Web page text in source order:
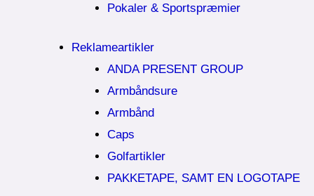
Pokaler & Sportspræmier
Reklameartikler
ANDA PRESENT GROUP
Armbåndsure
Armbånd
Caps
Golfartikler
PAKKETAPE, SAMT EN LOGOTAPE